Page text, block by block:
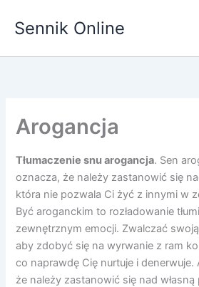
Sennik Online
Arogancja
Tłumaczenie snu arogancja. Sen
oznacza, że należy zastanowić się
która nie pozwala Ci żyć z innymi w
Być aroganckim to rozładowanie
zewnętrznym emocji. Zwalczać
aby zdobyć się na wyrwanie z ram
co naprawdę Cię nurtuje i denerwuje.
że należy zastanowić się nad własną